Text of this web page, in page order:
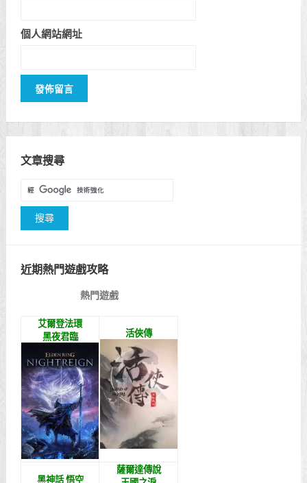
個人網站網址
文章搜尋
近期熱門遊戲攻略
熱門遊戲
艾爾登法環
黑夜君臨
活俠傳
黑神話 悟空
薩爾達傳說